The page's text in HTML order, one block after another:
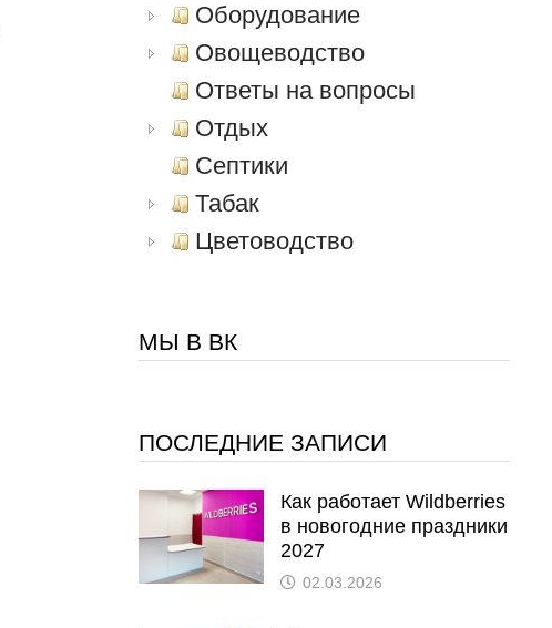
Оборудование
Овощеводство
Ответы на вопросы
Отдых
Септики
Табак
Цветоводство
МЫ В ВК
ПОСЛЕДНИЕ ЗАПИСИ
Как работает Wildberries
в новогодние праздники
2027
02.03.2026